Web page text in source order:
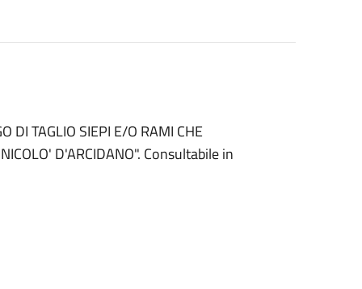
TAGLIO SIEPI E/O RAMI CHE
D'ARCIDANO". Consultabile in